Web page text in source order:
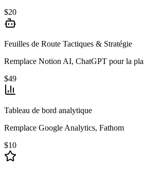
$20
Feuilles de Route Tactiques & Stratégie
Remplace Notion AI, ChatGPT pour la
$49
Tableau de bord analytique
Remplace Google Analytics, Fathom
$10